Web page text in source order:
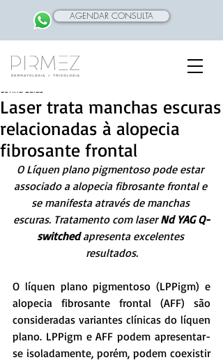
AGENDAR CONSULTA
Laser trata manchas escuras
relacionadas à alopecia
fibrosante frontal
Corina Salas
O Líquen plano pigmentoso pode estar
associado a alopecia fibrosante frontal e
se manifesta através de manchas
escuras. Tratamento com laser Nd YAG Q-
switched apresenta excelentes
resultados.
O líquen plano pigmentoso (LPPigm) e
alopecia fibrosante frontal (AFF) são
consideradas variantes clínicas do líquen
plano. LPPigm e AFF podem apresentar-
se isoladamente, porém, podem coexistir